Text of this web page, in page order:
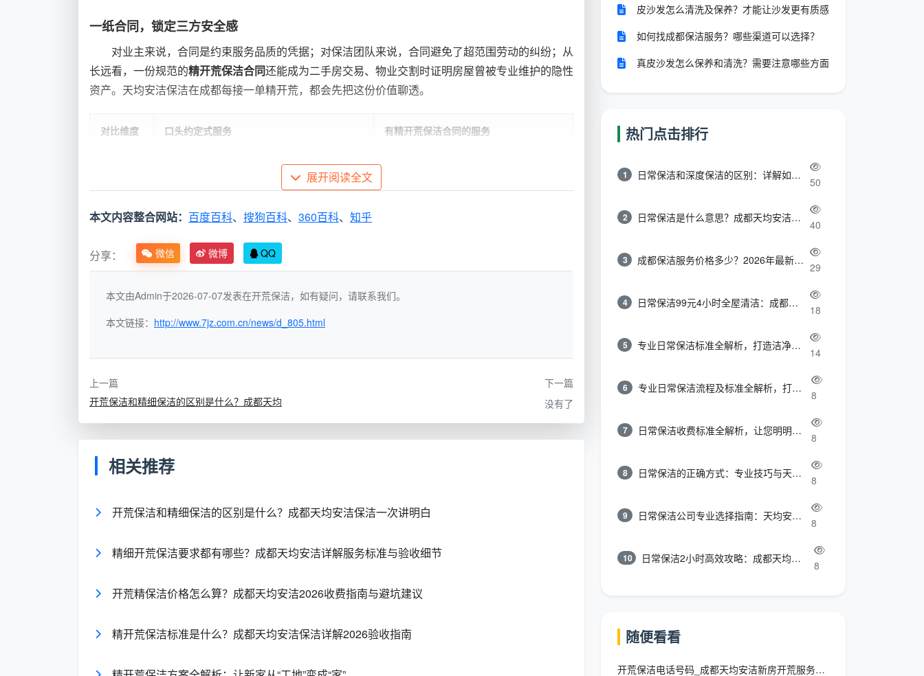
一纸合同，锁定三方安全感
对业主来说，合同是约束服务品质的凭据；对保洁团队来说，合同避免了超范围劳动的纠纷；从
长远看，一份规范的精开荒保洁合同还能成为二手房交易、物业交割时证明房屋曾被专业维护的隐性
资产。天均安洁保洁在成都每接一单精开荒，都会先把这份价值聊透。
对比维度 口头约定式服务 有精开荒保洁合同的服务
模糊，易遗漏厨房排烟道、强弱电箱等死角
售后保障 做完即结束，发现隐藏污渍无从追诉 约定质保期，限定时间内免费返工
一份专业精开荒保洁合同的“骨架”长什么样？
1. 精开荒范围清单，细到每个拉手
真正可靠的合同，会把服务拆解得非常细。不仅仅写“全屋保洁”，而是列出：
厨卫空间：吊顶上方、橱柜内部及顶端、地漏防臭芯拆卸清理
2. 费用构成与付款节奏
展开阅读全文
本文内容整合网站： 百度百科、 搜狗百科、 360百科、 知乎
分享： 微信 微博 QQ
本文由Admin于2026-07-07发表在开荒保洁，如有疑问，请联系我们。
本文链接： http://www.7jz.com.cn/news/d_805.html
上一篇
开荒保洁和精细保洁的区别是什么？成都天均
下一篇
没有了
相关推荐
开荒保洁和精细保洁的区别是什么？成都天均安洁保洁一次讲明白
精细开荒保洁要求都有哪些？成都天均安洁详解服务标准与验收细节
开荒精保洁价格怎么算？成都天均安洁2026收费指南与避坑建议
精开荒保洁标准是什么？成都天均安洁保洁详解2026验收指南
皮沙发怎么清洗及保养？才能让沙发更有质感
如何找成都保洁服务？哪些渠道可以选择？
真皮沙发怎么保养和清洗？需要注意哪些方面
热门点击排行
1 日常保洁和深度保洁的区别：详解如何选择最适合的清洁服务
50
2 日常保洁是什么意思？成都天均安洁带你快速区分“日常vs深度vs开荒”
40
3 成都保洁服务价格多少？2026年最新报价表来了，这一篇看透所有费用
29
4 日常保洁99元4小时全屋清洁：成都天均安洁保洁超值服务全解析
18
5 专业日常保洁标准全解析，打造洁净舒适生活空间
14
6 专业日常保洁流程及标准全解析，打造洁净舒适环境
8
7 日常保洁收费标准全解析，让您明明白白消费
8
8 日常保洁的正确方式：专业技巧与天均安洁保洁服务全解析
8
9 日常保洁公司专业选择指南：天均安洁保洁服务全解析
8
10 日常保洁2小时高效攻略：成都天均安洁保洁专业时间管理方案
8
随便看看
开荒保洁电话号码_成都天均安洁新房开荒服务热线一键直达